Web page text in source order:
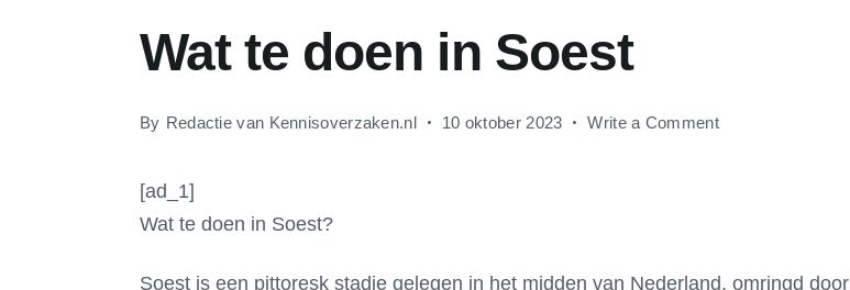
Wat te doen in Soest
By Redactie van Kennisoverzaken.nl 10 oktober 2023 Write a Commenton
[ad_1]
Wat te doen in Soest?
Soest is een pittoresk stadje gelegen in het midden van Nederland, omringd door